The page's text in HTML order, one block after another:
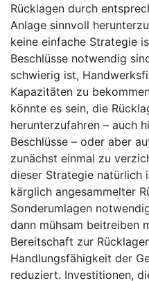
Rücklagen durch
Anlage sinnvoll
keine einfache Strategie
Beschlüsse notwendig
schwierig ist,
Kapazitäten zu
könnte es sein, die
herunterzufahren – auch
Beschlüsse – oder aber
zunächst einmal zu
dieser Strategie natürlich
kärglich angesammelter
Sonderumlagen
dann mühsam beitreiben
Bereitschaft zur
Handlungsfähigkeit der
reduziert. Investitionen,